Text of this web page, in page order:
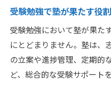
受験勉強で塾が果たす役
受験勉強において塾が果た
にとどまりません。塾は、
の立案や進捗管理、定期的
ど、総合的な受験サポート